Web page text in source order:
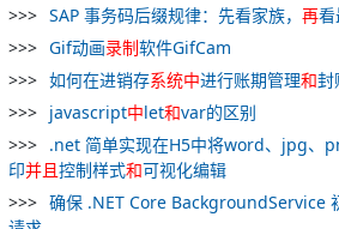
SAP 事务码后缀规律：先看家族， 再
Gif动画录制软件GifCam
如何在进销存系统中进行账期管理和封
javascript中let和var的区别
.net 简单实现在H5中将word、jpg、
印并且控制样式和可视化编辑
确保 .NET Core BackgroundService